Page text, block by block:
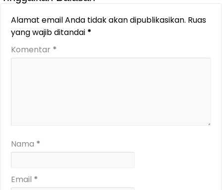
Alamat email Anda tidak akan dipublikasikan. Ruas
yang wajib ditandai *
Komentar *
Nama *
Email *